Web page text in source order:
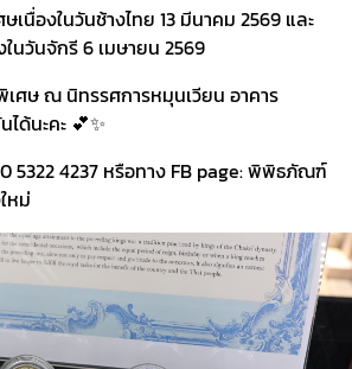
นื่องในวันช้างไทย 13 มีนาคม 2569 และ
นวันจักรี 6 เมษายน 2569
เศษ ณ นิทรรศการหมุนเวียน อาคาร
ด้นะคะ 💕✨
5322 4237 หรือทาง FB page: พิพิธภัณฑ์
หม่